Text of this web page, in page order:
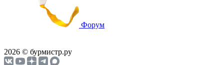
Форум
2026 © бурмистр.ру